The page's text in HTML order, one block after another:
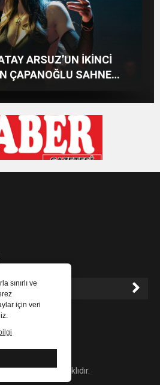
sınırlı ve
için veri
ARSUZ’UN İKİNCİ
ÇAPANOĞLU SAHNE
ÖZÇELİK-İŞ’TEN SERT
AÇIKLAMASI:
CEZAİ SÜREÇ BAŞLATILDI”
daha hızlı erişin.
- Her hakkı saklıdır.